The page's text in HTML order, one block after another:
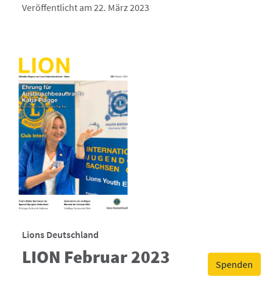
Spenden
Veröffentlicht am 22. März 2023
Lions Deutschland
LION Februar 2023